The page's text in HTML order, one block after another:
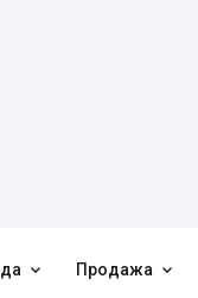
 Продажа 